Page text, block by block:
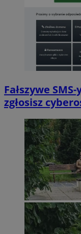
Fałszywe
zgłosisz